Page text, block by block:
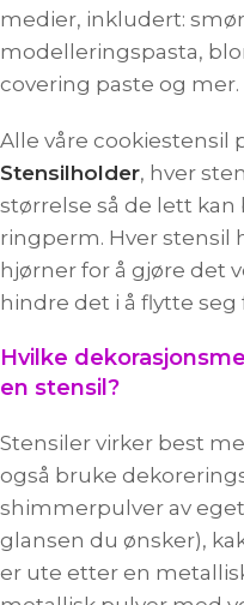
medier, inkludert:
modelleringspasta,
covering paste og mer.
Alle våre cookiestensil
Stensilholder, hver
størrelse så de lett
ringperm. Hver stensil
hjørner for å gjøre det
hindre det i å flytte seg
Hvilke
en stensil?
Stensiler virker best
også bruke
shimmerpulver av
glansen du ønsker),
er ute etter en